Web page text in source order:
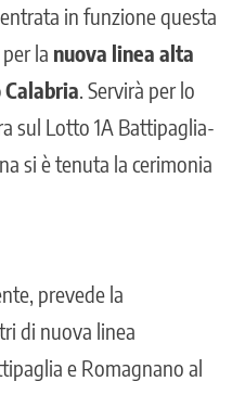
in funzione questa
la nuova linea alta
Calabria . Servirà per lo
sul Lotto 1A Battipaglia-
si è tenuta la cerimonia
prevede la
di nuova linea
e Romagnano al